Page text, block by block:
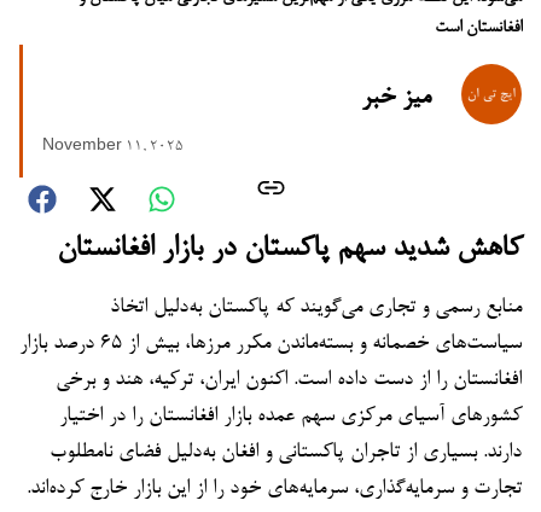
افغانستان است
میز خبر
November 11, 2025
کاهش شدید سهم پاکستان در بازار افغانستان
منابع رسمی و تجاری می‌گویند که پاکستان به‌دلیل اتخاذ
سیاست‌های خصمانه و بسته‌ماندن مکرر مرزها، بیش از ۶۵ درصد بازار
افغانستان را از دست داده است. اکنون ایران، ترکیه، هند و برخی
کشورهای آسیای مرکزی سهم عمده بازار افغانستان را در اختیار
دارند. بسیاری از تاجران پاکستانی و افغان به‌دلیل فضای نامطلوب
تجارت و سرمایه‌گذاری، سرمایه‌های خود را از این بازار خارج کرده‌اند.